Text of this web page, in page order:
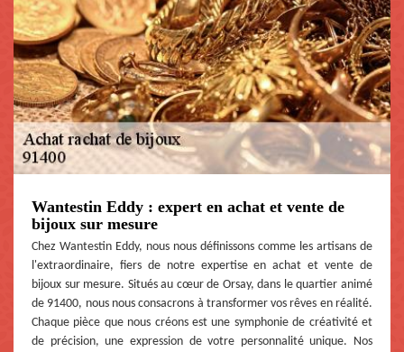
Wantestin Eddy : expert en achat et vente de
bijoux sur mesure
Chez Wantestin Eddy, nous nous définissons comme les artisans de
l'extraordinaire, fiers de notre expertise en achat et vente de
bijoux sur mesure. Situés au cœur de Orsay, dans le quartier animé
de 91400, nous nous consacrons à transformer vos rêves en réalité.
Chaque pièce que nous créons est une symphonie de créativité et
de précision, une expression de votre personnalité unique. Nos